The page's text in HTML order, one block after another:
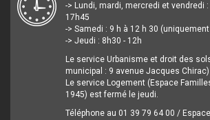
-> Lundi, mardi, mercredi et vendredi :
17h45
-> Samedi : 9 h à 12 h 30
-> Jeudi : 8h30 - 12h
Le service Urbanisme et droit des
municipal : 9 avenue Jacques
Le service Logement (Espace
1945) est fermé le jeudi.
Téléphone au 01 39 79 64 00 /